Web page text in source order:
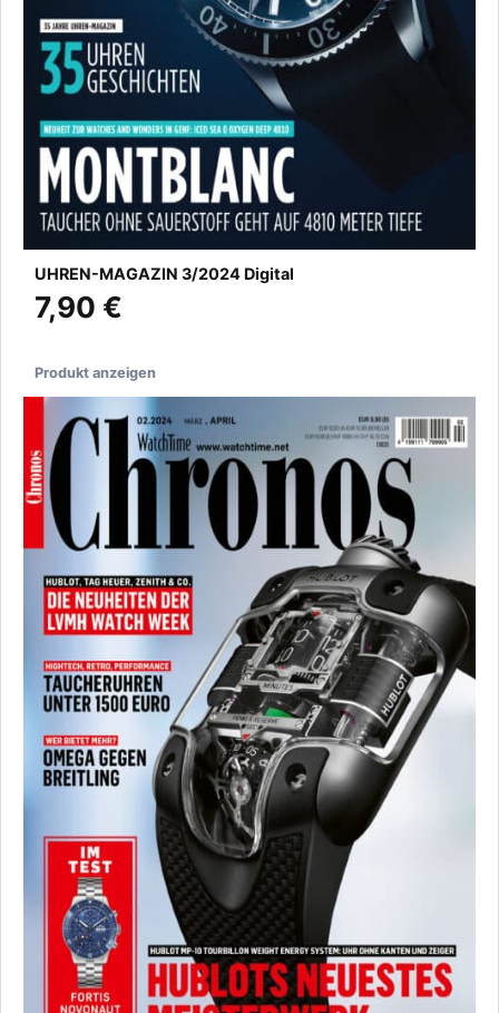
UHREN-MAGAZIN 3/2024 Digital
7,90 €
Produkt anzeigen